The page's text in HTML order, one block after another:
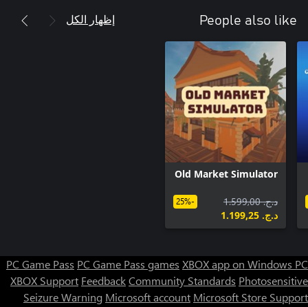
والمزيد من الإجراءات الأمنية والأفضل من ذلك كله...وحدات K9!
People also like إظهار الكل
Old Market Simulator
د.ج.‏ 1.599,00
د.ج.‏ 1.199,25
-25%
PC Game Pass PC Game Pass games XBOX app on Windows PC
XBOX Support FeedbackCommunity Standards Photosensitive
Seizure Warning Microsoft account Microsoft Store Support